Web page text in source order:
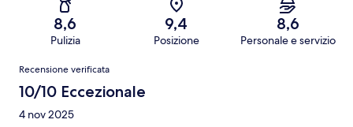
8,6
Pulizia
9,4
Posizione
8,6
Personale e servizio
Recensioni
Recensione verificata
10/10 Eccezionale
4 nov 2025